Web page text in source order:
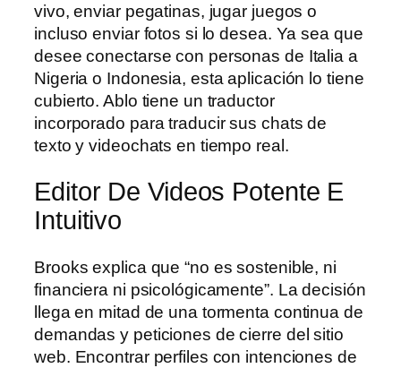
vivo, enviar pegatinas, jugar juegos o
incluso enviar fotos si lo desea. Ya sea que
desee conectarse con personas de Italia a
Nigeria o Indonesia, esta aplicación lo tiene
cubierto. Ablo tiene un traductor
incorporado para traducir sus chats de
texto y videochats en tiempo real.
Editor De Videos Potente E
Intuitivo
Brooks explica que “no es sostenible, ni
financiera ni psicológicamente”. La decisión
llega en mitad de una tormenta continua de
demandas y peticiones de cierre del sitio
web. Encontrar perfiles con intenciones de